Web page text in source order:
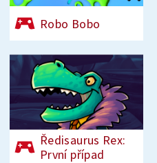
Robo Bobo
Ředisaurus Rex:
První případ